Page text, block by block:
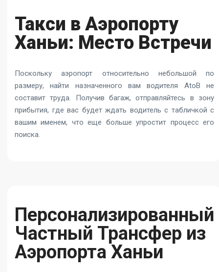
Такси в Аэропорту
Ханьи: Место Встречи
Поскольку аэропорт относительно небольшой по
размеру, найти назначенного вам водителя AtoB не
составит труда. Получив багаж, отправляйтесь в зону
прибытия, где вас будет ждать водитель с табличкой с
вашим именем, что еще больше упростит процесс его
поиска.
Персонализированный
Частный Трансфер из
Аэропорта Ханьи